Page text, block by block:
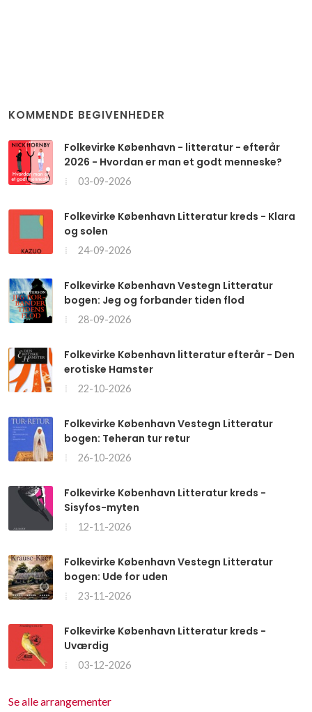
KOMMENDE BEGIVENHEDER
Folkevirke København - litteratur - efterår
2026 - Hvordan er man et godt menneske?
03-09-2026
Folkevirke København Litteratur kreds - Klara
og solen
24-09-2026
Folkevirke København Vestegn Litteratur
bogen: Jeg og forbander tiden flod
28-09-2026
Folkevirke København litteratur efterår - Den
erotiske Hamster
22-10-2026
Folkevirke København Vestegn Litteratur
bogen: Teheran tur retur
26-10-2026
Folkevirke København Litteratur kreds -
Sisyfos-myten
12-11-2026
Folkevirke København Vestegn Litteratur
bogen: Ude for uden
23-11-2026
Folkevirke København Litteratur kreds -
Uværdig
03-12-2026
Se alle arrangementer